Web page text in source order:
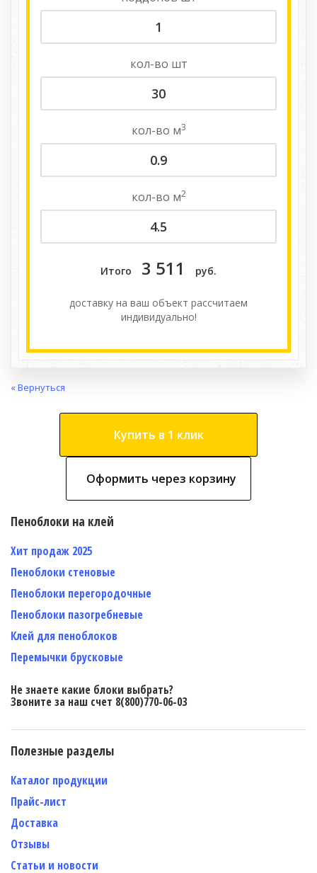
кол-во шт
кол-во м3
кол-во м2
Итого 3 511 руб.
доставку на ваш объект расcчитаем
индивидуально!
« Вернуться
Купить в 1 клик
Оформить через корзину
Пеноблоки на клей
Хит продаж 2025
Пеноблоки стеновые
Пеноблоки перегородочные
Пеноблоки пазогребневые
Клей для пеноблоков
Перемычки брусковые
Не знаете какие блоки выбрать?
Звоните за наш счет 8(800)770-06-03
Полезные разделы
Каталог продукции
Прайс-лист
Доставка
Отзывы
Статьи и новости